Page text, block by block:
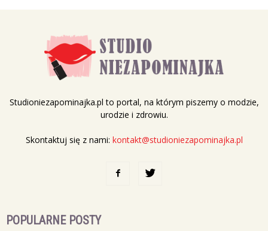
Studioniezapominajka.pl to portal, na którym piszemy o modzie,
urodzie i zdrowiu.
Skontaktuj się z nami: kontakt@studioniezapominajka.pl
POPULARNE POSTY